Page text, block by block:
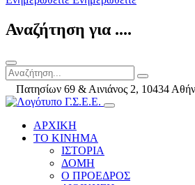
Αναζήτηση για ....
Πατησίων 69 & Αινιάνος 2, 10434
ΑΡΧΙΚΗ
ΤΟ ΚΙΝΗΜΑ
ΙΣΤΟΡΙΑ
ΔΟΜΗ
Ο ΠΡΟΕΔΡΟΣ